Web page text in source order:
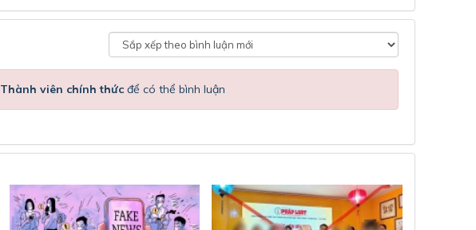
Thành viên chính thức để có thể bình luận